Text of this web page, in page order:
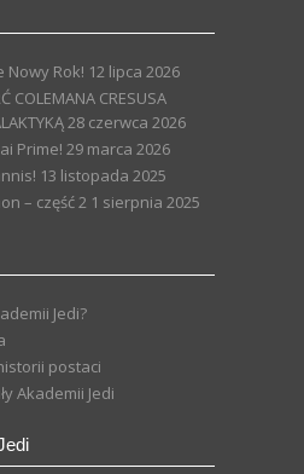
Nowy Rok! 12 lipca 2026
COLEMANA CRESUSA
28 czerwca 2026
Prime! 29 marca 2026
13 listopada 2025
– część 2 1 sierpnia 2025
Jedi?
postaci
Akademii Jedi